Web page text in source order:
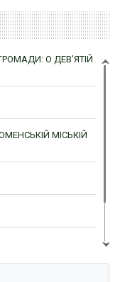
О ДЕВ’ЯТІЙ
МІСЬКІЙ